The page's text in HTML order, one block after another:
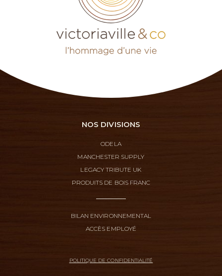
NOS DIVISIONS
ODELA
MANCHESTER SUPPLY
LEGACY TRIBUTE UK
PRODUITS DE BOIS FRANC
BILAN ENVIRONNEMENTAL
ACCÈS EMPLOYÉ
POLITIQUE DE CONFIDENTIALITÉ